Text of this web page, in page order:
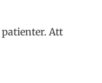
Att